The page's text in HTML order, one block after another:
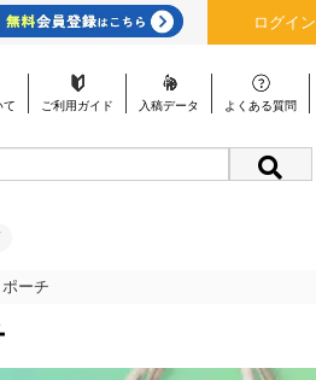
ログイン
て ご利用ガイド 入稿データ よくある質問
ーチ